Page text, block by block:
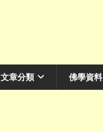
文章分類 佛學資料